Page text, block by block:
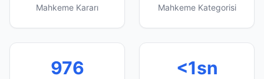
Mahkeme Kararı Mahkeme Kategorisi
976 <1sn